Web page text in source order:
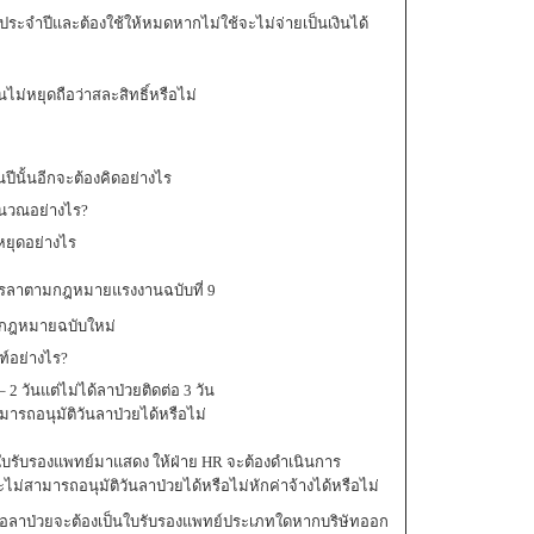
ะจำปีและต้องใช้ให้หมดหากไม่ใช้จะไม่จ่ายเป็นเงินได้
ไม่หยุดถือว่าสละสิทธิ์หรือไม่
นั้นอีกจะต้องคิดอย่างไร
ณอย่างไร?
ดอย่างไร
ลาตามกฎหมายแรงงานฉบับที่ 9
ฎหมายฉบับใหม่
ย่างไร?
2 วันแต่ไม่ได้ลาป่วยติดต่อ 3 วัน
มารถอนุมัติวันลาป่วยได้หรือไม่
บรองแพทย์มาแสดง ให้ฝ่าย HR จะต้องดำเนินการ
ไม่สามารถอนุมัติวันลาป่วยได้หรือไม่หักค่าจ้างได้หรือไม่
าป่วยจะต้องเป็นใบรับรองแพทย์ประเภทใดหากบริษัทออก